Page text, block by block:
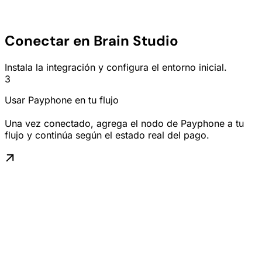
Conectar en Brain Studio
Instala la integración y configura el entorno inicial.
3
Usar Payphone en tu flujo
Una vez conectado, agrega el nodo de Payphone a tu
flujo y continúa según el estado real del pago.